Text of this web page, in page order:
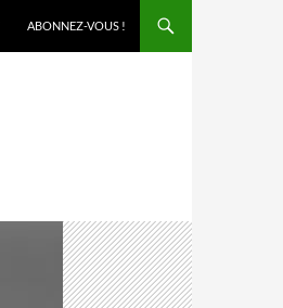
ABONNEZ-VOUS !